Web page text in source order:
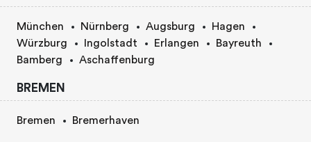
München Nürnberg Augsburg
Hagen
Würzburg
Ingolstadt Erlangen
Bayreuth
Bamberg
Aschaffenburg
BREMEN
Bremen Bremerhaven